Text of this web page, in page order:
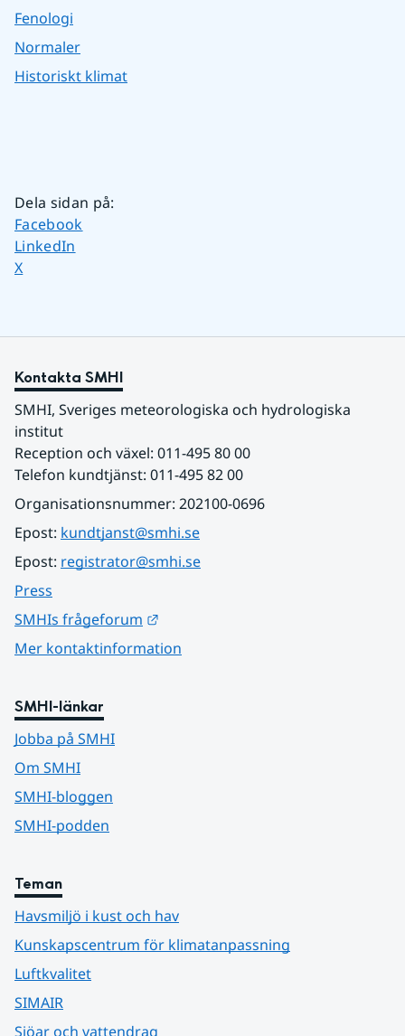
Fenologi
Normaler
Historiskt klimat
Dela sidan på:
Dela sidan på
Facebook
Dela sidan på
LinkedIn
Dela sidan på
X
Kontakta SMHI
SMHI, Sveriges meteorologiska och hydrologiska
institut
Reception och växel: 011-495 80 00
Telefon kundtjänst: 011-495 82 00
Organisationsnummer: 202100-0696
Epost: kundtjanst@smhi.se
Epost: registrator@smhi.se
Press
SMHIs frågeforum
Mer kontaktinformation
SMHI-länkar
Jobba på SMHI
Om SMHI
SMHI-bloggen
SMHI-podden
Teman
Havsmiljö i kust och hav
Kunskapscentrum för klimatanpassning
Luftkvalitet
SIMAIR
Sjöar och vattendrag